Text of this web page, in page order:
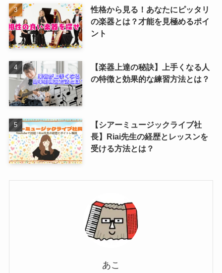
性格から見る！あなたにピッタリ
の楽器とは？才能を見極めるポイ
ント
【楽器上達の秘訣】上手くなる人
の特徴と効果的な練習方法とは？
【シアーミュージックライブ社
長】Riai先生の経歴とレッスンを
受ける方法とは？
あこ